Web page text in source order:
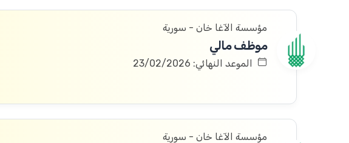
مؤسسة الآغا خان - سورية
موظف مالي
الموعد النهائي: 23/02/2026
مؤسسة الآغا خان - سورية